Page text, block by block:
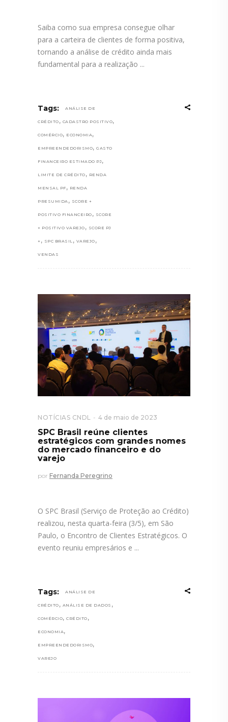
Saiba como sua empresa consegue olhar
para a carteira de clientes de forma positiva,
tornando a análise de crédito ainda mais
fundamental para a realização
Tags: ANÁLISE DE
CRÉDITO , CADASTRO POSITIVO,
COMÉRCIO, ECONOMIA,
EMPREENDEDORISMO, GASTO
FINANCEIRO ESTIMADO PJ ,
LIMITE DE CRÉDITO , RENDA
MENSAL PF , RENDA
PRESUMIDA , SCORE +
POSITIVO FINANCEIRO , SCORE
+ POSITIVO VAREJO , SCORE PJ
+ , SPC BRASIL , VAREJO ,
VENDAS
NOTÍCIAS CNDL 4 de maio de 2023
SPC Brasil reúne clientes
estratégicos com grandes nomes
do mercado financeiro e do
varejo
por Fernanda Peregrino
O SPC Brasil (Serviço de Proteção ao Crédito)
realizou, nesta quarta-feira (3/5), em São
Paulo, o Encontro de Clientes Estratégicos. O
evento reuniu empresários e
Tags: ANÁLISE DE
CRÉDITO , ANÁLISE DE DADOS ,
COMÉRCIO, CRÉDITO ,
ECONOMIA,
EMPREENDEDORISMO,
VAREJO